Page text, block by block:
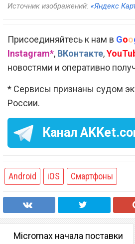
Источник изображений: «Яндекс
Присоединяйтесь к нам в Goo
Instagram*, ВКонтакте,
новостями и оперативно
* Сервисы признаны судом
России.
Канал
Android iOS Смартфоны
Micromax начала поставки